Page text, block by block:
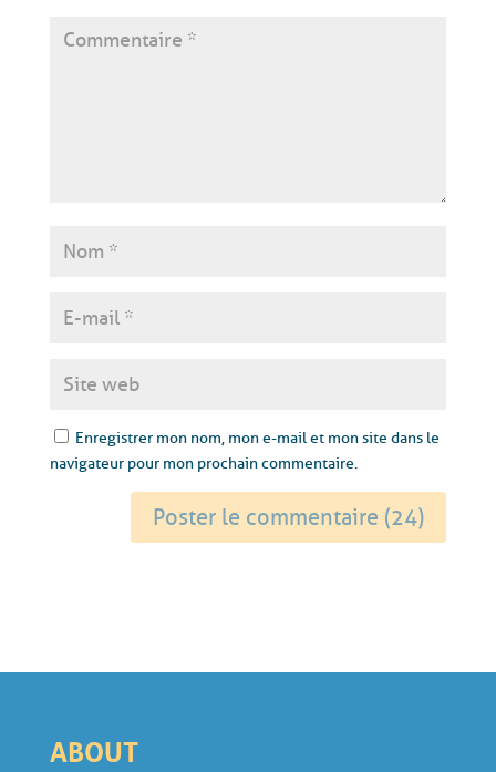
Enregistrer mon nom, mon e-mail et mon site dans le
navigateur pour mon prochain commentaire.
ABOUT